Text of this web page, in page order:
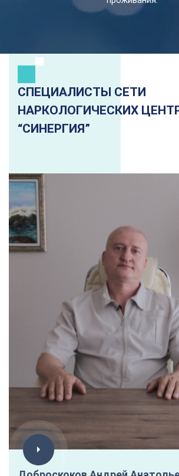
СПЕЦИАЛИСТЫ СЕТИ
НАРКОЛОГИЧЕСКИХ
“СИНЕРГИЯ”